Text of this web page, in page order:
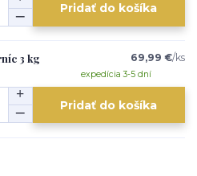
Pridať do košíka
3 kg 69,99 €/ks
expedícia 3-5 dní
Pridať do košíka